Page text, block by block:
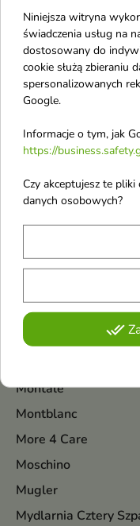
Marion
Mary&May
Masil
Maybelline
Mediheal
Mexx
Michael Kors
Miraculum
Miu Miu
Mohani
Mokosh
Montale
Montblanc
More 4 Care
Moschino
Mugler
Mydlarnia Cztery
Niniejsza witryna
świadczenia usług na
dostosowany do
cookie służą zbieraniu
spersonalizowanych
Google.
Informacje o tym, jak
https://
Czy akceptujesz te
danych osobowych?
done_all